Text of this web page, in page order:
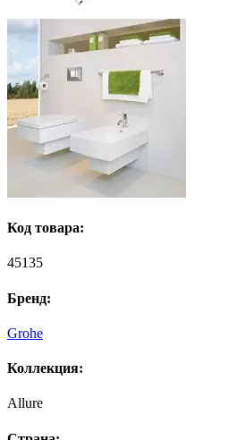
Код товара:
45135
Бренд:
Grohe
Коллекция:
Allure